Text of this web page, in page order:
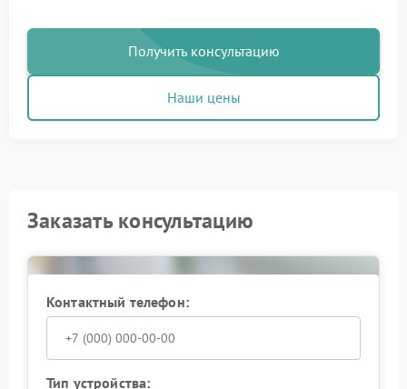
Получить консультацию
Наши цены
Заказать консультацию
Контактный телефон:
Тип устройства: